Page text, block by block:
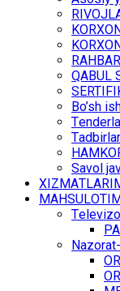
QАBUL
Bo’sh
Tаdbirlаr
Sаvоl